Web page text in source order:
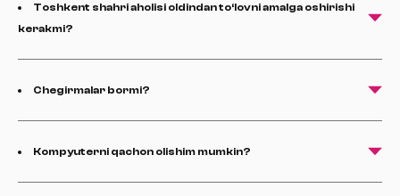
Toshkent shahri aholisi oldindan to‘lovni amalga oshirishi
kerakmi?
Chegirmalar bormi?
Kompyuterni qachon olishim mumkin?